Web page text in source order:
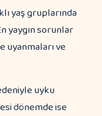
yaş gruplarında
yaygın sorunlar
uyanmaları ve
uyku
dönemde ise